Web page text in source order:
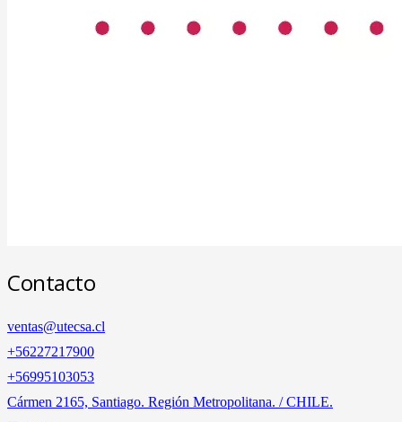
Contacto
ventas@utecsa.cl
+56227217900
‎+56995103053
Cármen 2165, Santiago. Región Metropolitana. / CHILE.